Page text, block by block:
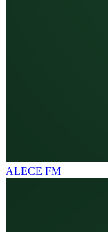
ALECE FM